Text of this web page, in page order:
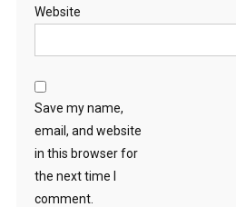
Website
Save my name,
email, and website
in this browser for
the next time I
comment.